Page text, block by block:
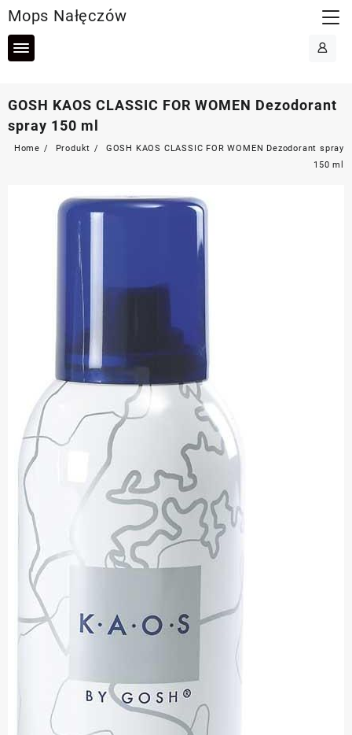
to
content
Mops Nałęczów
GOSH KAOS CLASSIC FOR WOMEN Dezodorant
spray 150 ml
Home Produkt
GOSH KAOS CLASSIC FOR WOMEN Dezodorant spray
150 ml